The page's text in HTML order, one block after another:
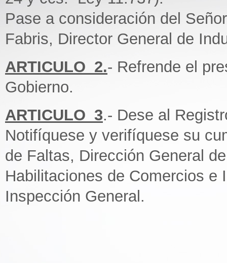
Pase a consideración del
Fabris, Director General de
ARTICULO_2.- Refrende el
Gobierno.
ARTICULO_3.- Dese al
Notifíquese y verifíquese su
de Faltas, Dirección General
Habilitaciones de Comercios
Inspección General.